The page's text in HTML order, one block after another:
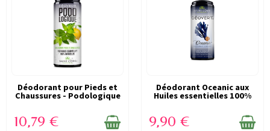
EN STOCK
Déodorant pour Pieds et
Chaussures - Podologique
10,79 €
EN STOCK
Déodorant Oceanic aux
Huiles essentielles 100%
9,90 €